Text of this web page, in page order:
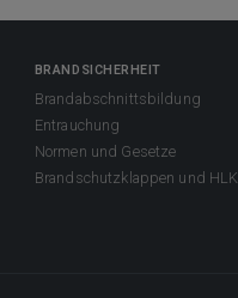
BRANDSICHERHEIT
Brandabschnittsbildung
Entrauchung
Normen und Gesetze
Brandschutzklappen und HLK